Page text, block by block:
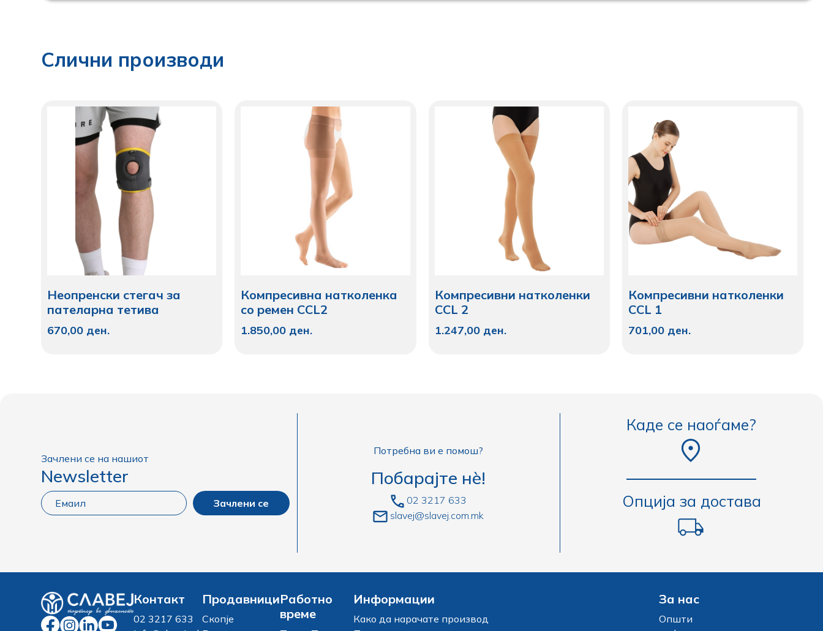
Слични производи
Неопренски стегач за
пателарна тетива
670,00 ден.
Компресивна натколенка
со ремен CCL2
1.850,00 ден.
Компресивни натколенки
CCL 2
1.247,00 ден.
Компресивни натколенки
CCL 1
701,00 ден.
Зачлени се на нашиот
Newsletter
Зачлени се
Потребна ви е помош?
Побарајте нè!
02 3217 633
slavej@slavej.com.mk
Каде се наоѓаме?
Опција за достава
Контакт
02 3217 633
Продавници
Скопје
Работно
време
Информации
Како да нарачате производ
За нас
Општи